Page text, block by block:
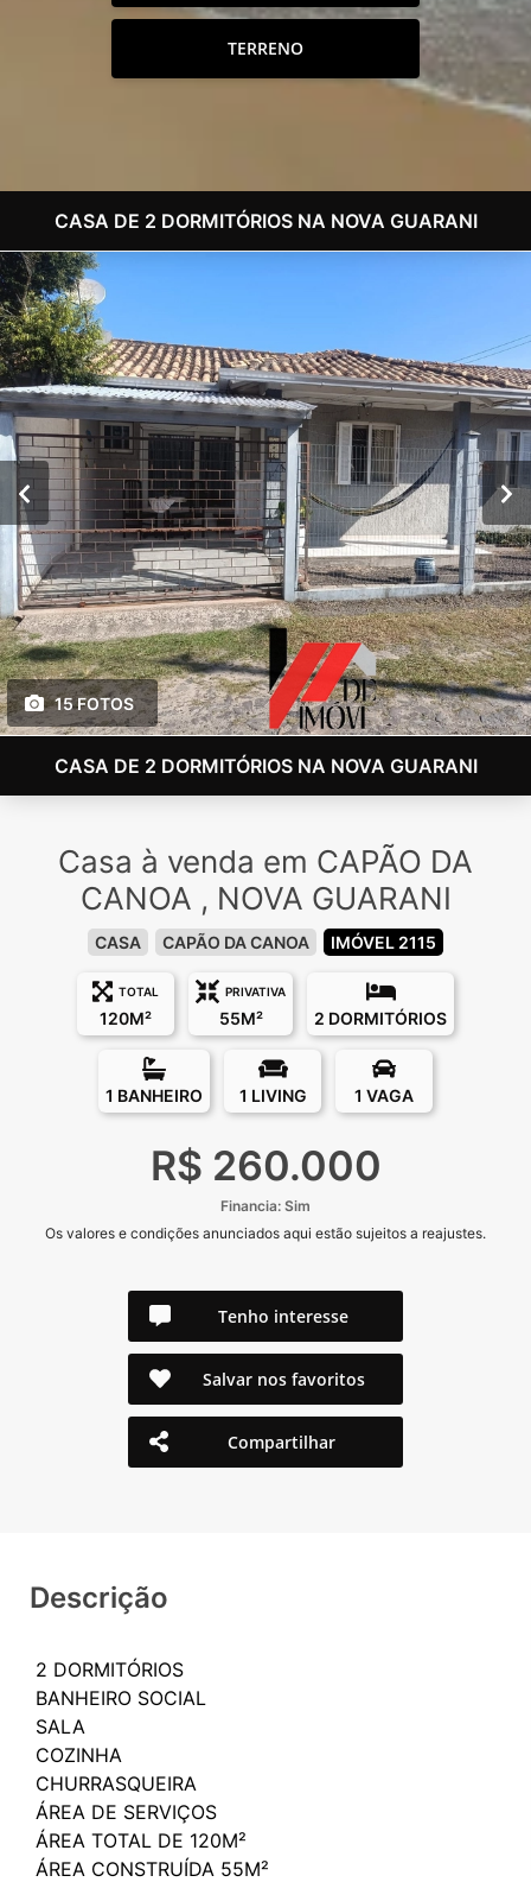
TERRENO
CASA DE 2 DORMITÓRIOS NA NOVA GUARANI
15 FOTOS
CASA DE 2 DORMITÓRIOS NA NOVA GUARANI
Casa à venda em CAPÃO DA
CANOA , NOVA GUARANI
CASA CAPÃO DA CANOA IMÓVEL 2115
TOTAL
120M²
PRIVATIVA
55M² 2 DORMITÓRIOS
1 BANHEIRO 1 LIVING 1 VAGA
R$ 260.000
Financia: Sim
Os valores e condições anunciados aqui estão sujeitos a reajustes.
Tenho interesse
Salvar nos favoritos
Compartilhar
Descrição
2 DORMITÓRIOS
BANHEIRO SOCIAL
SALA
COZINHA
CHURRASQUEIRA
ÁREA DE SERVIÇOS
ÁREA TOTAL DE 120M²
ÁREA CONSTRUÍDA 55M²